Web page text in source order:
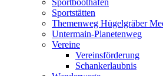
Sportboothafen
Sportstätten
Themenweg Hügelgräber
Untermain-Planetenweg
Vereine
Vereinsförderung
Schankerlaubnis